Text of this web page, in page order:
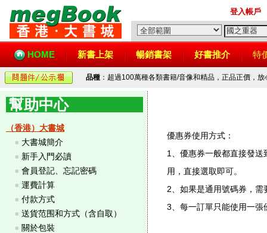
登入帳戶
HOME 新書上架 暢銷書架 好書推介 特
品種 ：超過100萬種各類書籍/音像和精品，正品正價，
幫助中心
（香港）大書城
● 大書城簡介
● 新手入門必讀
● 會員登記、忘記密碼
● 運費計算
● 付款方式
● 送貨范围和方式（含自取）
● 關於包裝
優惠券使用方式：
1、優惠券一般都直接發送
用，直接選取即可。
2、如果是通用號碼券，
3、每一訂單只能使用一張